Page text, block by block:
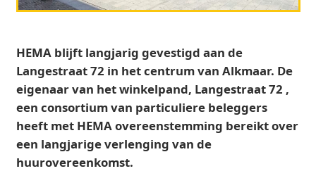
HEMA blijft langjarig gevestigd aan de
Langestraat 72 in het centrum van Alkmaar. De
eigenaar van het winkelpand, Langestraat 72 ,
een consortium van particuliere beleggers
heeft met HEMA overeenstemming bereikt over
een langjarige verlenging van de
huurovereenkomst.